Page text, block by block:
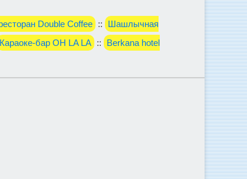
Double Coffee ::
Шашлычная
Караоке-бар OH LA LA ::
Berkana hotel